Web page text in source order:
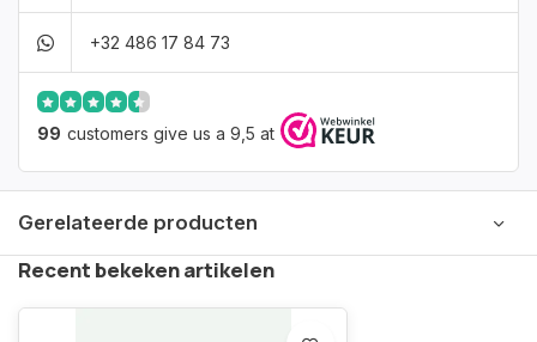
+32 486 17 84 73
99 customers give us a 9,5 at
Gerelateerde producten
Recent bekeken artikelen